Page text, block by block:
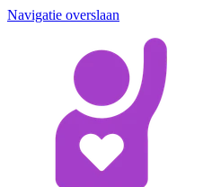
Navigatie overslaan